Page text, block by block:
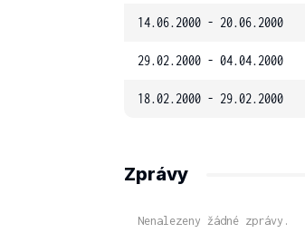
14.06.2000 - 20.06.2000
29.02.2000 - 04.04.2000
18.02.2000 - 29.02.2000
Zprávy
Nenalezeny žádné zprávy.